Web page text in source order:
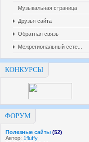
Музыкальная страница
Друзья сайта
Обратная связь
Межрегиональный сете...
КОНКУРСЫ
ФОРУМ
Полезные сайты (52)
Автор: 1fluffy